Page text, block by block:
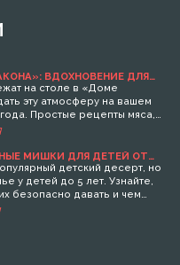
ВДОХНОВЕНИЕ ДЛЯ
на столе в «Доме
эту атмосферу на вашем
Простые рецепты мяса,
Вестероса.
МИШКИ ДЛЯ ДЕТЕЙ ОТ
детский десерт, но
у детей до 5 лет. Узнайте,
безопасно давать и чем